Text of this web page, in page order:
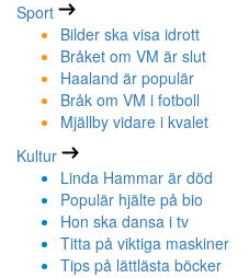
Sport
Bilder ska visa idrott
Bråket om VM är slut
Haaland är populär
Bråk om VM i fotboll
Mjällby vidare i kvalet
Kultur
Linda Hammar är död
Populär hjälte på bio
Hon ska dansa i tv
Titta på viktiga maskiner
Tips på lättlästa böcker